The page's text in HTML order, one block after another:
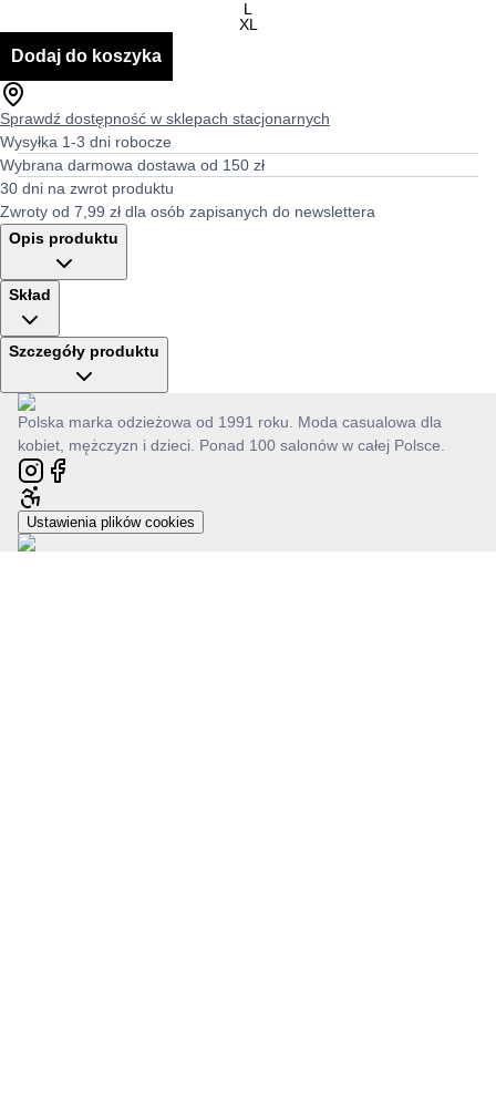
L
XL
Dodaj do koszyka
Sprawdź dostępność w sklepach stacjonarnych
Wysyłka 1-3 dni robocze
Wybrana darmowa dostawa od 150 zł
30 dni na zwrot produktu
Zwroty od 7,99 zł dla osób zapisanych do newslettera
Opis produktu
Skład
Szczegóły produktu
Polska marka odzieżowa od 1991 roku. Moda casualowa dla
kobiet, mężczyzn i dzieci. Ponad 100 salonów w całej Polsce.
Ustawienia plików cookies